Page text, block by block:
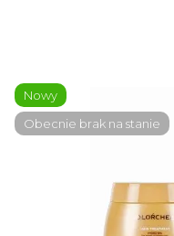
Nowy
Obecnie brak na stanie